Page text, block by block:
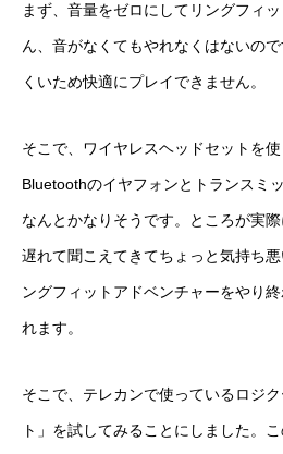
まず、音量をゼロにしてリングフィ
ん、音がなくてもやれなくはないの
くいため快適にプレイできません。
そこで、ワイヤレスヘッドセットを
Bluetoothのイヤフォンとトランスミ
なんとかなりそうです。ところが実
遅れて聞こえてきてちょっと気持ち
ングフィットアドベンチャーをやり
れます。
そこで、テレカンで使っているロジ
ト」を試してみることにしました。